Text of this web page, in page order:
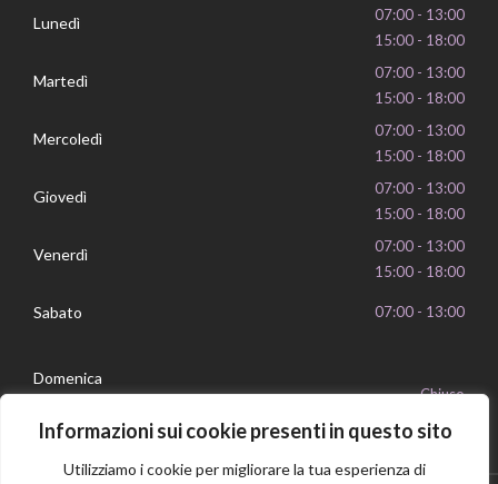
Informazioni sui cookie presenti in questo sito
Utilizziamo i cookie per migliorare la tua esperienza di
Lunedì
07:00 - 13:00
15:00 - 18:00
Martedì
07:00 - 13:00
15:00 - 18:00
Mercoledì
07:00 - 13:00
15:00 - 18:00
Giovedì
07:00 - 13:00
15:00 - 18:00
Venerdì
07:00 - 13:00
15:00 - 18:00
Sabato 07:00 - 13:00
Domenica
Chiuso